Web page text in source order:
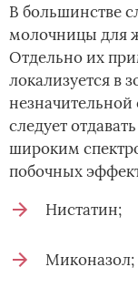
В большинстве
молочницы для
Отдельно их
локализуется в
следует
широким
побочных
Нистатин;
Миконазол;